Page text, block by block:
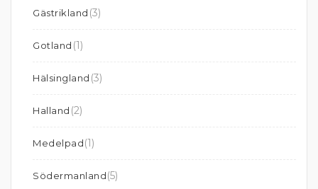
Gästrikland (3)
Gotland (1)
Hälsingland (3)
Halland (2)
Medelpad(1)
Södermanland(5)